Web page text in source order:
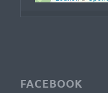
FACEBOOK